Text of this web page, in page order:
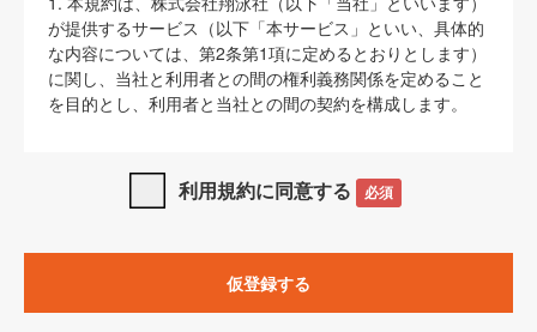
が提供するサービス（以下「本サービス」といい、具体的
な内容については、第2条第1項に定めるとおりとします）
に関し、当社と利用者との間の権利義務関係を定めること
を目的とし、利用者と当社との間の契約を構成します。
SHOEISHA iDプライバシーポリシー」及び「
サイト上でのデータの利用について（Cookieポリシー）
3. 本規約の内容と、前項に記載する定めその他当社が定め
利用規約に同意する 必須
仮登録する